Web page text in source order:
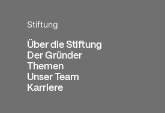
Stiftung
Über die Stiftung
Der Gründer
Themen
Unser Team
Karriere